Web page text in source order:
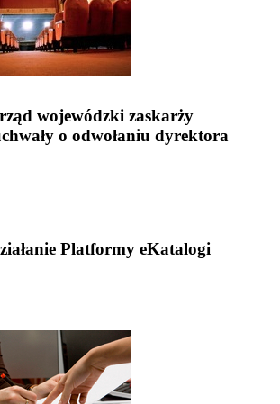
wojewódzki zaskarży
o odwołaniu dyrektora
Platformy eKatalogi